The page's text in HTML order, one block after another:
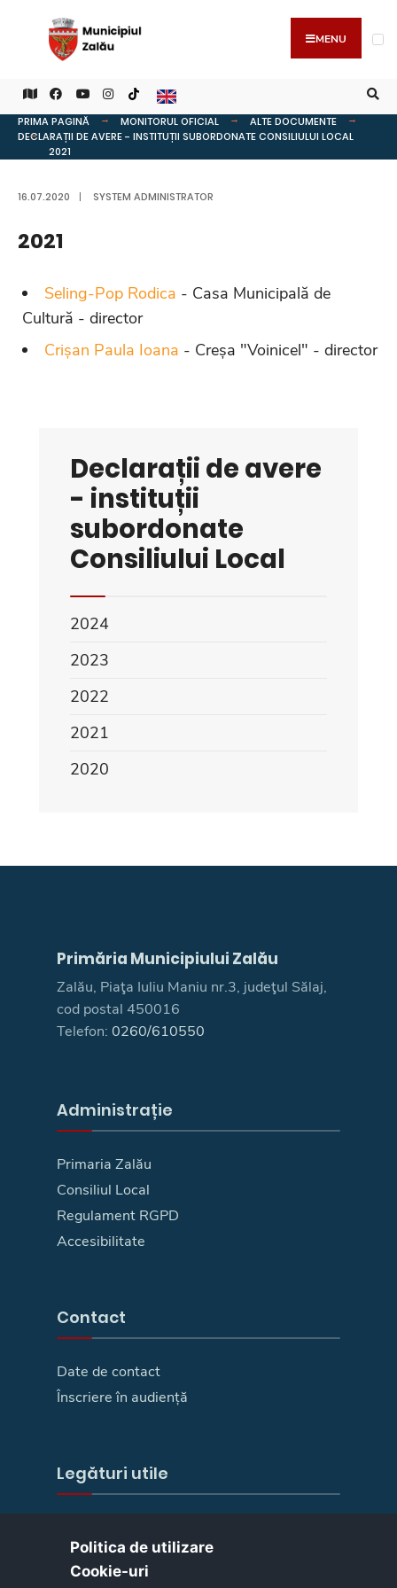
MENU
PRIMA PAGINĂ MONITORUL OFICIAL
ALTE DOCUMENTE
DECLARAȚII DE AVERE - INSTITUȚII SUBORDONATE CONSILIULUI LOCAL
2021
16.07.2020 | SYSTEM ADMINISTRATOR
2021
Seling-Pop Rodica - Casa Municipală de
Cultură - director
Crișan Paula Ioana - Creșa "Voinicel" - director
Declarații de avere
- instituții
subordonate
Consiliului Local
2024
2023
2022
2021
2020
Primăria Municipiului Zalău
Zalău, Piaţa Iuliu Maniu nr.3, judeţul Sălaj,
cod postal 450016
Telefon: 0260/610550
Administrație
Primaria Zalău
Consiliul Local
Regulament RGPD
Accesibilitate
Contact
Date de contact
Înscriere în audiență
Legături utile
Camera deputaților
Senat
Politica de utilizare
Cookie-uri‎